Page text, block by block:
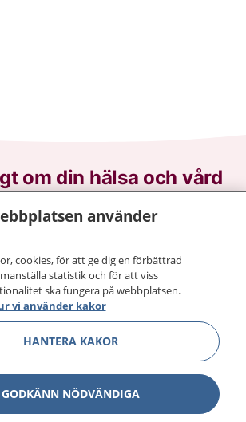
om din hälsa och vård
råd om hälsa och information om
mottagningar du kan kontakta.
din journal och göra dina
telefonnummer 1177 för
dygnet runt.
när du vill må bättre.
Visa
använder
cookies, för att ge dig en förbättrad
statistik och för att viss
ska fungera på webbplatsen.
vi använder kakor
HANTERA KAKOR
GODKÄNN NÖDVÄNDIGA